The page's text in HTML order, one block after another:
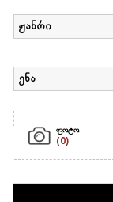
ჟანრი
ენა
ფოტო
(0)